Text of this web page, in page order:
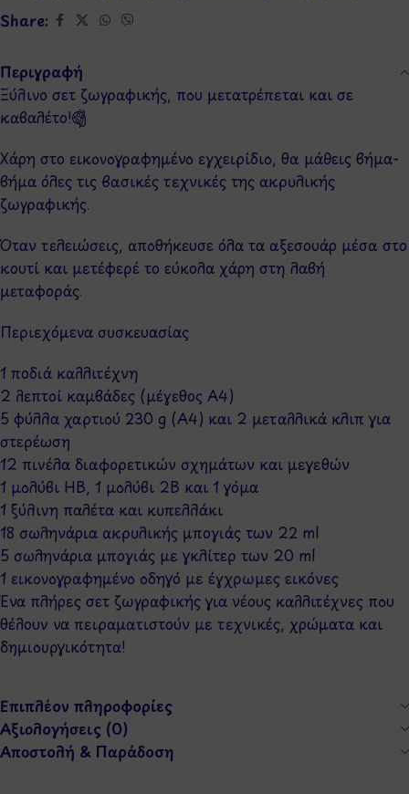
Share:
Περιγραφή
Ξύλινο σετ ζωγραφικής, που μετατρέπεται και σε
καβαλέτο!🎨
Χάρη στο εικονογραφημένο εγχειρίδιο, θα μάθεις βήμα-
βήμα όλες τις βασικές τεχνικές της ακρυλικής
ζωγραφικής.
Όταν τελειώσεις, αποθήκευσε όλα τα αξεσουάρ μέσα στο
κουτί και μετέφερέ το εύκολα χάρη στη λαβή
μεταφοράς.
Περιεχόμενα συσκευασίας
1 ποδιά καλλιτέχνη
2 λεπτοί καμβάδες (μέγεθος A4)
5 φύλλα χαρτιού 230 g (A4) και 2 μεταλλικά κλιπ για
στερέωση
12 πινέλα διαφορετικών σχημάτων και μεγεθών
1 μολύβι HB, 1 μολύβι 2B και 1 γόμα
1 ξύλινη παλέτα και κυπελλάκι
18 σωληνάρια ακρυλικής μπογιάς των 22 ml
5 σωληνάρια μπογιάς με γκλίτερ των 20 ml
1 εικονογραφημένο οδηγό με έγχρωμες εικόνες
Ένα πλήρες σετ ζωγραφικής για νέους καλλιτέχνες που
θέλουν να πειραματιστούν με τεχνικές, χρώματα και
δημιουργικότητα!
Επιπλέον πληροφορίες
Αξιολογήσεις (0)
Αποστολή & Παράδοση